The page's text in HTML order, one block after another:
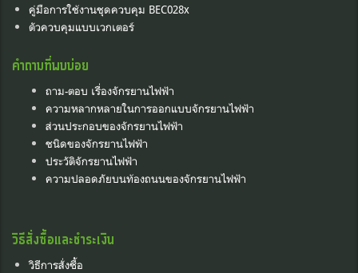
คู่มือการใช้งานชุดควบคุม BEC028x
ตัวควบคุมแบบเวกเตอร์
คำถามที่พบบ่อย
ถาม-ตอบ เรื่องจักรยานไฟฟ้า
ความหลากหลายในการออกแบบจักรยานไฟฟ้า
ส่วนประกอบของจักรยานไฟฟ้า
ชนิดของจักรยานไฟฟ้า
ประวัติจักรยานไฟฟ้า
ความปลอดภัยบนท้องถนนของจักรยานไฟฟ้า
วิธีสั่งซื้อและชำระเงิน
วิธีการสั่งซื้อ